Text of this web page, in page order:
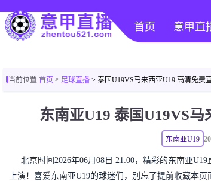
首页 意甲直
当前位置:首页 > 足球直播 > 泰国U19VS马来西亚U19 高清免费
东南亚U19 泰国U19VS
东南亚U19
北京时间2026年06月08日 21:00，精彩的东南亚
上演！喜爱东南亚U19的球迷们，别忘了提前收藏本